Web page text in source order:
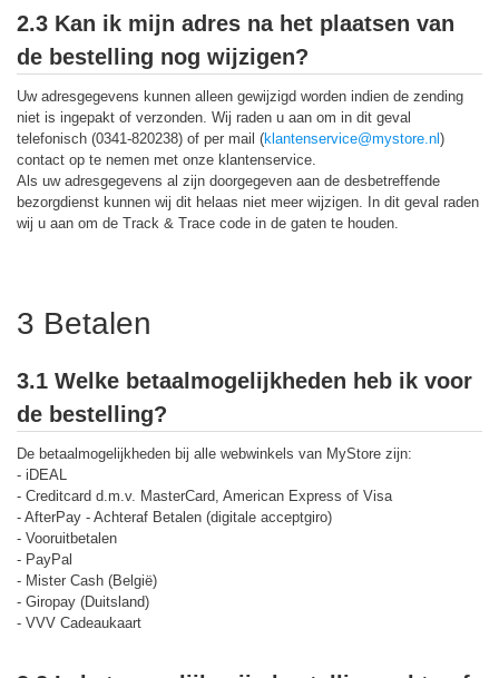
2.3 Kan ik mijn adres na het plaatsen van
de bestelling nog wijzigen?
Uw adresgegevens kunnen alleen gewijzigd worden indien de zending
niet is ingepakt of verzonden. Wij raden u aan om in dit geval
telefonisch (0341-820238) of per mail (klantenservice@mystore.nl)
contact op te nemen met onze klantenservice.
Als uw adresgegevens al zijn doorgegeven aan de desbetreffende
bezorgdienst kunnen wij dit helaas niet meer wijzigen. In dit geval raden
wij u aan om de Track & Trace code in de gaten te houden.
3 Betalen
3.1 Welke betaalmogelijkheden heb ik voor
de bestelling?
De betaalmogelijkheden bij alle webwinkels van MyStore zijn:
- iDEAL
- Creditcard d.m.v. MasterCard, American Express of Visa
- AfterPay - Achteraf Betalen (digitale acceptgiro)
- Vooruitbetalen
- PayPal
- Mister Cash (België)
- Giropay (Duitsland)
- VVV Cadeaukaart